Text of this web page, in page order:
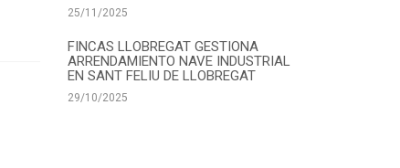
25/11/2025
FINCAS LLOBREGAT GESTIONA
ARRENDAMIENTO NAVE INDUSTRIAL
EN SANT FELIU DE LLOBREGAT
29/10/2025